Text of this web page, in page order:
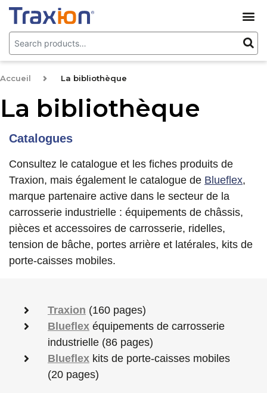
Accueil La bibliothèque
La bibliothèque
Catalogues
Consultez le catalogue et les fiches produits de
Traxion, mais également le catalogue de Blueflex,
marque partenaire active dans le secteur de la
carrosserie industrielle : équipements de châssis,
pièces et accessoires de carrosserie, ridelles,
tension de bâche, portes arrière et latérales, kits de
porte-caisses mobiles.
Traxion (160 pages)
Blueflex équipements de carrosserie
industrielle (86 pages)
Blueflex kits de porte-caisses mobiles
(20 pages)